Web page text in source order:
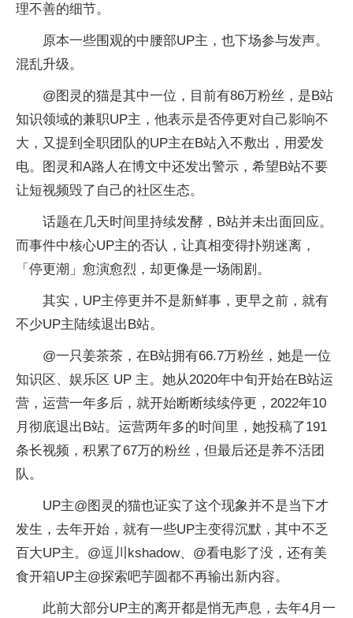
理不善的细节。
原本一些围观的中腰部UP主，也下场参与发声。
混乱升级。
@图灵的猫是其中一位，目前有86万粉丝，是B站
知识领域的兼职UP主，他表示是否停更对自己影响不
大，又提到全职团队的UP主在B站入不敷出，用爱发
电。图灵和A路人在博文中还发出警示，希望B站不要
让短视频毁了自己的社区生态。
话题在几天时间里持续发酵，B站并未出面回应。
而事件中核心UP主的否认，让真相变得扑朔迷离，
「停更潮」愈演愈烈，却更像是一场闹剧。
其实，UP主停更并不是新鲜事，更早之前，就有
不少UP主陆续退出B站。
@一只姜茶茶，在B站拥有66.7万粉丝，她是一位
知识区、娱乐区 UP 主。她从2020年中旬开始在B站运
营，运营一年多后，就开始断断续续停更，2022年10
月彻底退出B站。运营两年多的时间里，她投稿了191
条长视频，积累了67万的粉丝，但最后还是养不活团
队。
UP主@图灵的猫也证实了这个现象并不是当下才
发生，去年开始，就有一些UP主变得沉默，其中不乏
百大UP主。@逗川kshadow、@看电影了没，还有美
食开箱UP主@探索吧芋圆都不再输出新内容。
此前大部分UP主的离开都是悄无声息，去年4月一